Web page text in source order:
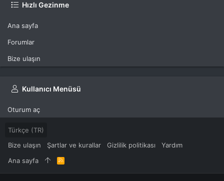
Hızlı Gezinme
Ana sayfa
Forumlar
Bize ulaşın
Kullanıcı Menüsü
Oturum aç
Türkçe (TR)
Bize ulaşın
Şartlar ve kurallar Gizlilik politikası
Yardım
Ana sayfa
R
S